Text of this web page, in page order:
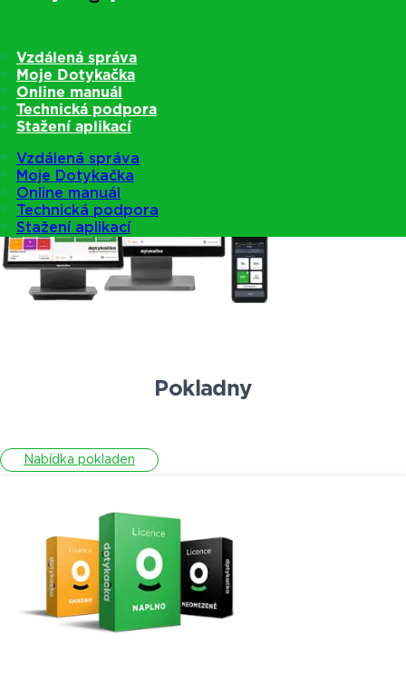
Vzdálená správa
Moje Dotykačka
Online manuál
Technická podpora
Stažení aplikací
Vzdálená správa
Moje Dotykačka
Online manuál
Technická podpora
Stažení aplikací
Pokladny
Nabídka pokladen